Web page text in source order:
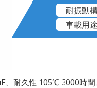
耐振動
車載用
、耐久性 105℃ 3000時